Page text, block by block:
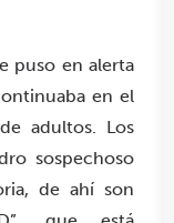
puso en alerta
en el
adultos. Los
sospechoso
de ahí son